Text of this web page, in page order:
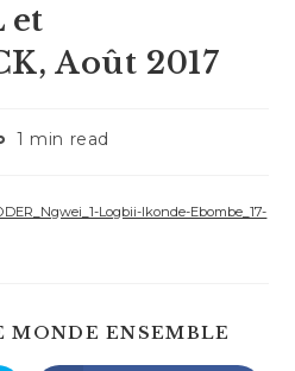
et
Août 2017
1 min read
Logbii-Ikonde-Ebombe_17-
MONDE ENSEMBLE